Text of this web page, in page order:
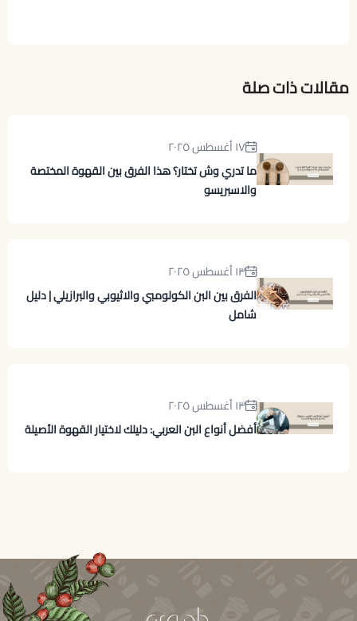
مقالات ذات صلة
١٧ أغسطس ٢٠٢٥
ما تدري وش تختار؟ هذا الفرق بين القهوة المختصة
والاسبريسو
١٣ أغسطس ٢٠٢٥
الفرق بين البن الكولومبي والاثيوبي والبرازيلي | دليل
شامل
١٣ أغسطس ٢٠٢٥
أفضل أنواع البن العربي: دليلك لاختيار القهوة الأصيلة